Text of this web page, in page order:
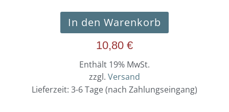
In den Warenkorb
10,80 €
Enthält 19% MwSt.
zzgl. Versand
Lieferzeit: 3-6 Tage (nach Zahlungseingang)